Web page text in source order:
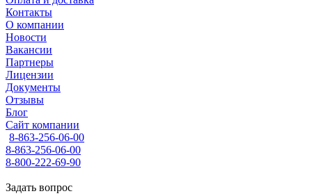
Контакты
О компании
Новости
Вакансии
Партнеры
Лицензии
Документы
Отзывы
Блог
Сайт компании
8-863-256-06-00
8-863-256-06-00
8-800-222-69-90
Задать вопрос